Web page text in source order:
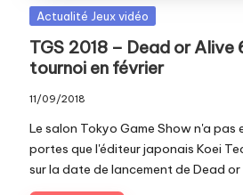
Posted
Actualité Jeux vidéo
TGS 2018 – Dead or Alive
tournoi en février
11/09/2018
Le salon Tokyo Game Show n'a pas
portes que l'éditeur japonais Koei
sur la date de lancement de Dead or